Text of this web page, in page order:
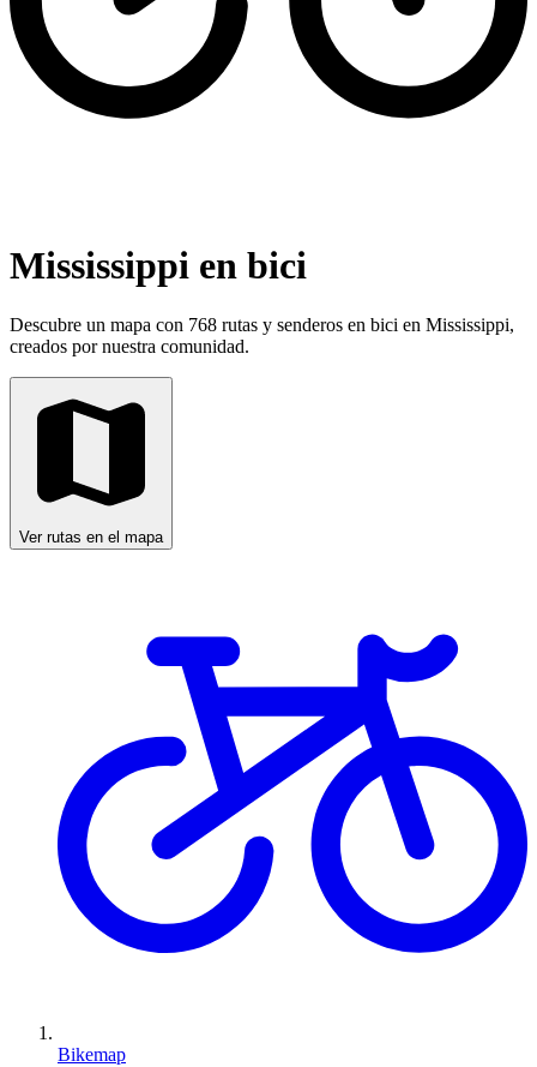
Mississippi en bici
Descubre un mapa con 768 rutas y senderos en bici en Mississippi,
creados por nuestra comunidad.
Ver rutas en el mapa
Bikemap